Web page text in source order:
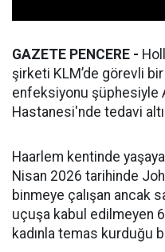
GAZETE PENCERE -
şirketi KLM’de görevli
enfeksiyonu şüphesiyle
Hastanesi'nde tedavi
Haarlem kentinde
Nisan 2026 tarihinde
binmeye çalışan ancak
uçuşa kabul edilmeyen
kadınla temas kurduğu